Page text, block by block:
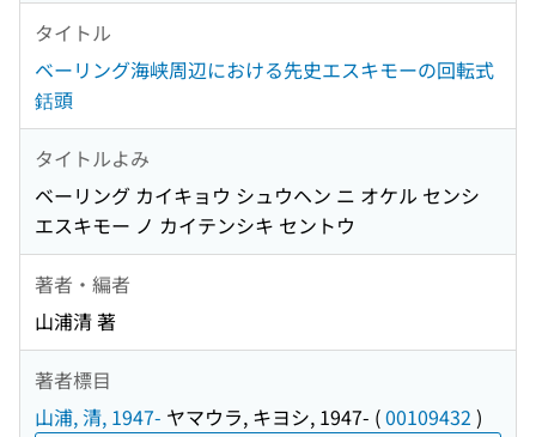
タイトル
ベーリング海峡周辺における先史エスキモーの回転式
銛頭
タイトルよみ
ベーリング カイキョウ シュウヘン ニ オケル センシ
エスキモー ノ カイテンシキ セントウ
著者・編者
山浦清 著
著者標目
山浦, 清, 1947- ヤマウラ, キヨシ, 1947- (00109432 )